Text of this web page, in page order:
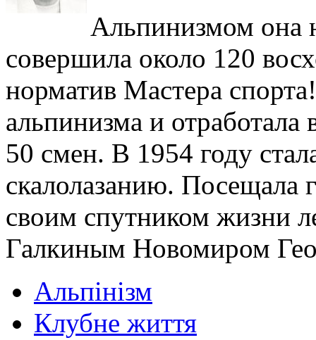
Альпинизмом она
совершила около 120
норматив Мастера
альпинизма и отработала
50 смен. В 1954 году
скалолазанию. Посещала
своим спутником жизни
Галкиным Новомиром
Альпінізм
Клубне життя